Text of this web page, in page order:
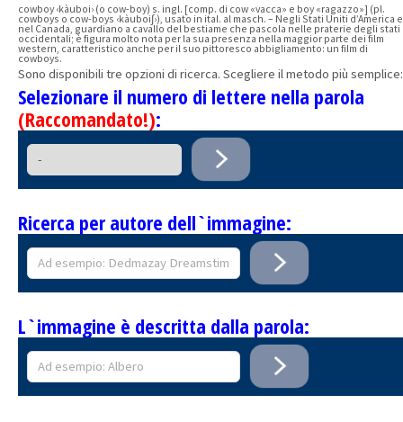
cowboy ‹kàuboi› (o cow-boy) s. ingl. [comp. di cow «vacca» e boy «ragazzo»] (pl.
cowboys o cow-boys ‹kàuboi∫›), usato in ital. al masch. – Negli Stati Uniti d’America e
nel Canada, guardiano a cavallo del bestiame che pascola nelle praterie degli stati
occidentali; è figura molto nota per la sua presenza nella maggior parte dei film
western, caratteristico anche per il suo pittoresco abbigliamento: un film di
cowboys.
Sono disponibili tre opzioni di ricerca. Scegliere il metodo più semplice:
Selezionare il numero di lettere nella parola
(Raccomandato!):
Ricerca per autore dell`immagine:
L`immagine è descritta dalla parola: